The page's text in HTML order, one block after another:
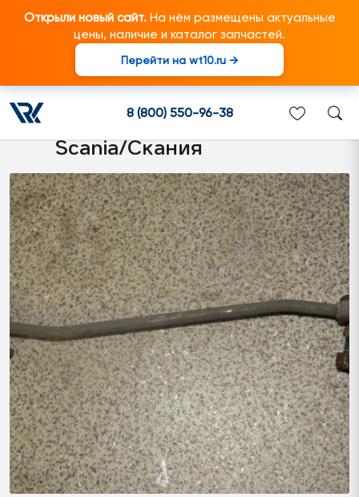
Открыли новый сайт.На нём размещены актуальные
цены, наличие и каталог запчастей.
Перейти на wt10.ru →
8 (800) 550-96-38
2252393 Тяга датчика
уровня L=215 mm подходит
для грузовиков марки
Scania/Скания